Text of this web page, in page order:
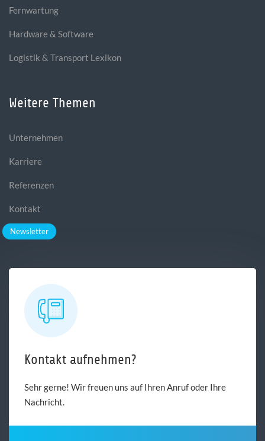
Fernwartung
Hardware & Software
Logistik & Transport Lexikon
Weitere Themen
Unternehmen
Karriere
Referenzen
Kontakt
Newsletter
Kontakt aufnehmen?
Sehr gerne! Wir freuen uns auf Ihren Anruf oder Ihre
Nachricht.